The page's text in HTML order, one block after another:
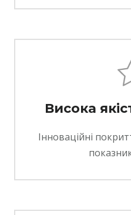
Висока
Інноваційні